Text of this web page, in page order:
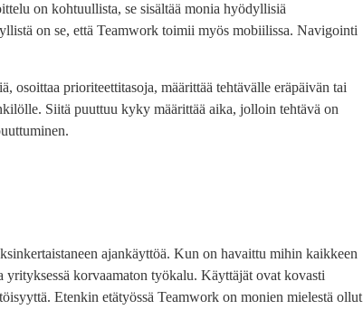
on kohtuullista, se sisältää monia hyödyllisiä
on se, että Teamwork toimii myös mobiilissa. Navigointi
osoittaa prioriteettitasoja, määrittää tehtävälle eräpäivän tai
Siitä puuttuu kyky määrittää aika, jolloin tehtävä on
ajankäyttöä. Kun on havaittu mihin kaikkeen
korvaamaton työkalu. Käyttäjät ovat kovasti
Etenkin etätyössä Teamwork on monien mielestä ollut